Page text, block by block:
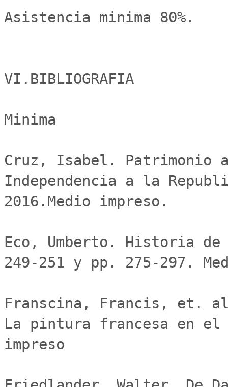
Asistencia minima 80%.
VI.BIBLIOGRAFIA
Minima
Cruz, Isabel.
Independencia a la
2016.Medio impreso.
Eco, Umberto. Historia
249-251 y pp. 275-297.
Franscina, Francis, et.
La pintura francesa en
impreso